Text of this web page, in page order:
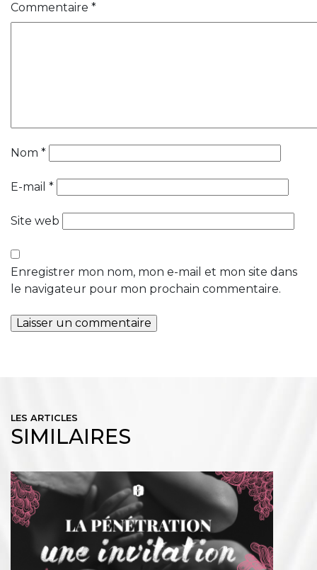
Commentaire *
Nom *
E-mail *
Site web
Enregistrer mon nom, mon e-mail et mon site dans
le navigateur pour mon prochain commentaire.
LES ARTICLES
SIMILAIRES